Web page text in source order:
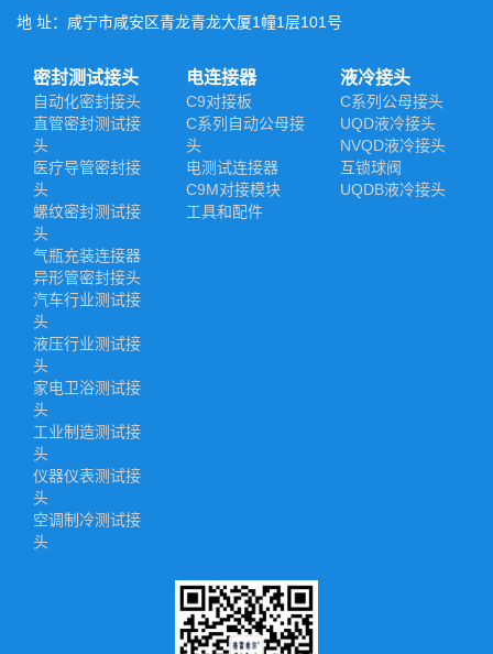
地 址：咸宁市咸安区青龙青龙大厦1幢1层101号
密封测试接头
自动化密封接头
直管密封测试接
头
医疗导管密封接
头
螺纹密封测试接
头
气瓶充装连接器
异形管密封接头
汽车行业测试接
头
液压行业测试接
头
家电卫浴测试接
头
工业制造测试接
头
仪器仪表测试接
头
空调制冷测试接
头
电连接器
C9对接板
C系列自动公母接
头
电测试连接器
C9M对接模块
工具和配件
液冷接头
C系列公母接头
UQD液冷接头
NVQD液冷接头
互锁球阀
UQDB液冷接头